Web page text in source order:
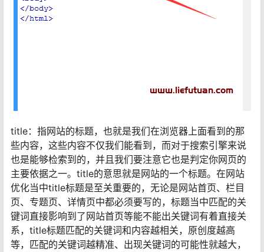
title：指网站的标题，也就是我们在浏览器上面看到的那
些内容，这些内容不仅我们能看到，而对于搜索引擎来说
也是能够检索到的，并且我们要注意它也是判定你网页的
主要依据之一。title的意思就是网站的一个标题。在网站
优化当中title标题是至关重要的，无论是网站首页、栏目
页、专题页、详情页中都必须要写的，标题当中匹配的关
键词直接影响到了网站首页等能不能出关键词有着直接关
系，title标题匹配的关键词和内容越相关，原创度越高
等，匹配的关键词越精准、出现关键词的可能性就越大，